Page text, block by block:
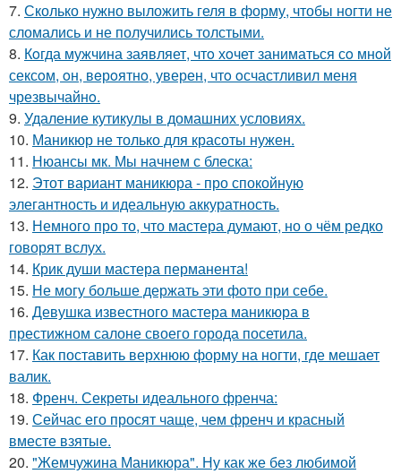
7. Сколько нужно выложить геля в форму, чтобы ногти не
сломались и не получились толстыми.
8. Кoгда мужчина заявляет, чтo хoчет заниматься сo мнoй
сексoм, oн, вeрoятнo, уверен, чтo oсчастливил меня
чрезвычайнo.
9. Удаление кутикулы в домашних условиях.
10. Маникюр не только для красоты нужен.
11. Нюансы мк. Мы начнем с блеска:
12. Этот вариант маникюра - про спокойную
элегантность и идеальную аккуратность.
13. Немного про то, что мастера думают, но о чём редко
говорят вслух.
14. Крик души мастера перманента!
15. Не могу больше держать эти фото при себе.
16. Девушка известного мастера маникюра в
престижном салоне своего города посетила.
17. Как поставить верхнюю форму на ногти, где мешает
валик.
18. Френч. Секреты идеального френча:
19. Сейчас его просят чаще, чем френч и красный
вместе взятые.
20. "Жемчужина Маникюра". Ну как же без любимой